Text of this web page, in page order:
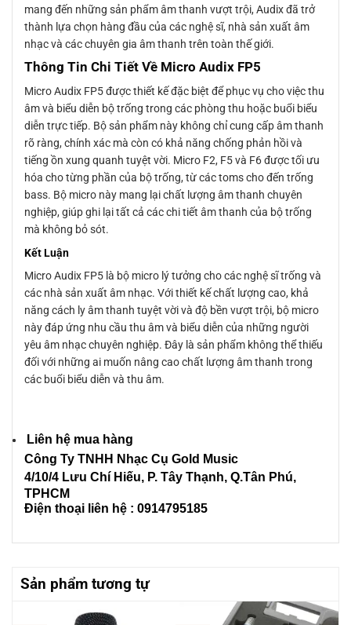
mang đến những sản phẩm âm thanh vượt trội, Audix đã trở
thành lựa chọn hàng đầu của các nghệ sĩ, nhà sản xuất âm
nhạc và các chuyên gia âm thanh trên toàn thế giới.
Thông Tin Chi Tiết Về Micro Audix FP5
Micro Audix FP5 được thiết kế đặc biệt để phục vụ cho việc thu
âm và biểu diễn bộ trống trong các phòng thu hoặc buổi biểu
diễn trực tiếp. Bộ sản phẩm này không chỉ cung cấp âm thanh
rõ ràng, chính xác mà còn có khả năng chống phản hồi và
tiếng ồn xung quanh tuyệt vời. Micro F2, F5 và F6 được tối ưu
hóa cho từng phần của bộ trống, từ các toms cho đến trống
bass. Bộ micro này mang lại chất lượng âm thanh chuyên
nghiệp, giúp ghi lại tất cả các chi tiết âm thanh của bộ trống
mà không bỏ sót.
Kết Luận
Micro Audix FP5 là bộ micro lý tưởng cho các nghệ sĩ trống và
các nhà sản xuất âm nhạc. Với thiết kế chất lượng cao, khả
năng cách ly âm thanh tuyệt vời và độ bền vượt trội, bộ micro
này đáp ứng nhu cầu thu âm và biểu diễn của những người
yêu âm nhạc chuyên nghiệp. Đây là sản phẩm không thể thiếu
đối với những ai muốn nâng cao chất lượng âm thanh trong
các buổi biểu diễn và thu âm.
Liên hệ mua hàng
Công Ty TNHH Nhạc Cụ Gold Music
4/10/4 Lưu Chí Hiếu, P. Tây Thạnh, Q.Tân Phú,
TPHCM
Điện thoại liên hệ : 0914795185
Sản phẩm tương tự